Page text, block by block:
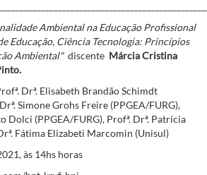
Ambiental na Educação Profissional
Educação, Ciência Tecnologia: Princípios
Ambiental" discente Márcia Cristina
Drª. Elisabeth Brandão Schimdt
Simone Grohs Freire (PPGEA/FURG),
Dolci (PPGEA/FURG), Profª. Drª. Patrícia
Fátima Elizabeti Marcomin (Unisul)
às 14hs horas